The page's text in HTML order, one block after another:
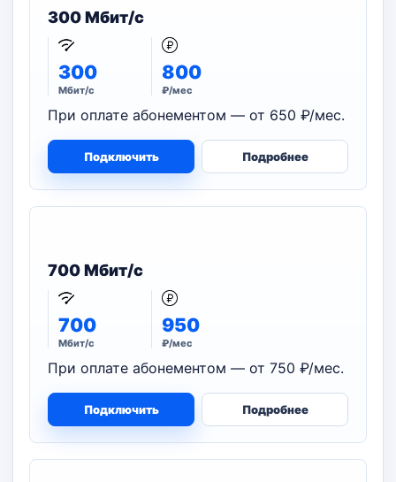
300 Мбит/с
300
Мбит/с
800
₽/мес
При оплате абонементом — от 650 ₽/мес.
Подключить Подробнее
700 Мбит/с
700
Мбит/с
950
₽/мес
При оплате абонементом — от 750 ₽/мес.
Подключить Подробнее